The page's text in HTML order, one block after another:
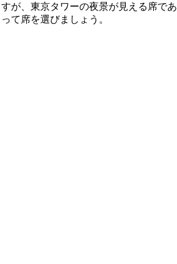
が、東京タワーの夜景が見える席
て席を選びましょう。